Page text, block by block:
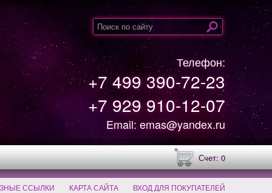
Телефон:
+7 499 390-72-23
+7 929 910-12-07
Email: emas@yandex.ru
Счет: 0
ССЫЛКИ КАРТА САЙТА ВХОД ДЛЯ ПОКУПАТЕЛЕЙ